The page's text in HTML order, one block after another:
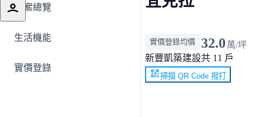
建案總覽
生活機能
實價登錄
實價登錄均價 32.0 萬/坪
新豐凱築建設共 11 戶
掃描 QR Code 撥打